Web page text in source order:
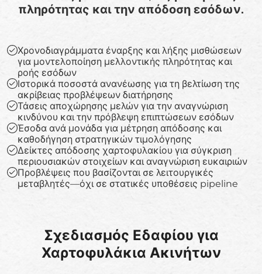
πληρότητας και την απόδοση εσόδων.
Χρονοδιαγράμματα έναρξης και λήξης μισθώσεων
για μοντελοποίηση μελλοντικής πληρότητας και
ροής εσόδων
Ιστορικά ποσοστά ανανέωσης για τη βελτίωση της
ακρίβειας προβλέψεων διατήρησης
Τάσεις αποχώρησης μελών για την αναγνώριση
κινδύνου και την πρόβλεψη επιπτώσεων εσόδων
Έσοδα ανά μονάδα για μέτρηση απόδοσης και
καθοδήγηση στρατηγικών τιμολόγησης
Δείκτες απόδοσης χαρτοφυλακίου για σύγκριση
περιουσιακών στοιχείων και αναγνώριση ευκαιριών
Προβλέψεις που βασίζονται σε λειτουργικές
μεταβλητές—όχι σε στατικές υποθέσεις pipeline
Σχεδιασμός Εδαφίου για
Χαρτοφυλάκια Ακινήτων